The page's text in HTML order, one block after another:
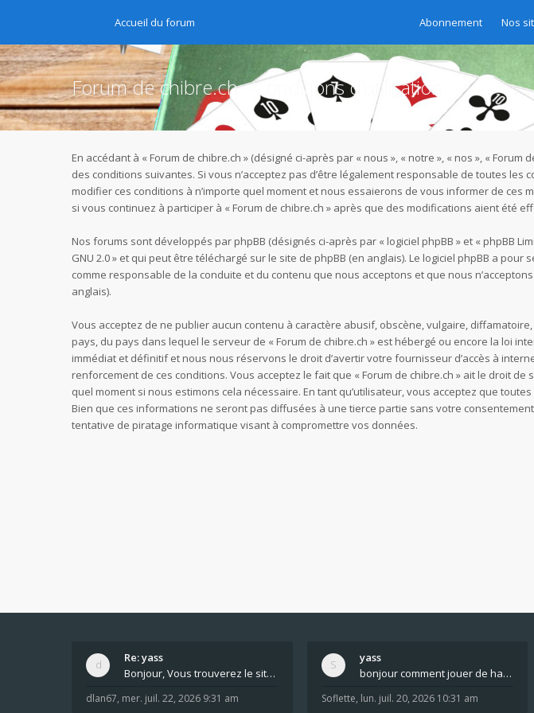
Abonnement Nos
Accueil du forum
Forum de chibre.ch - Conditions d’utilisation
En accédant à « Forum de chibre.ch » (désigné ci-après par « nous », « notre », « nos », «
des conditions suivantes. Si vous n’acceptez pas d’être légalement responsable de toutes
modifier ces conditions à n’importe quel moment et nous essaierons de vous informer de
si vous continuez à participer à « Forum de chibre.ch » après que des modifications aient été
Nos forums sont développés par phpBB (désignés ci-après par « logiciel phpBB » et « phpBB
GNU 2.0» et qui peut être téléchargé sur le site de phpBB (en anglais). Le logiciel phpBB a
comme responsable de la conduite et du contenu que nous acceptons et que nous
anglais).
Vous acceptez de ne publier aucun contenu à caractère abusif, obscène, vulgaire,
pays, du pays dans lequel le serveur de « Forum de chibre.ch » est hébergé ou encore la loi
immédiat et définitif et nous nous réservons le droit d’avertir votre fournisseur d’accès à
renforcement de ces conditions. Vous acceptez le fait que « Forum de chibre.ch » ait le droit
quel moment si nous estimons cela nécessaire. En tant qu’utilisateur, vous acceptez que
Bien que ces informations ne seront pas diffusées à une tierce partie sans votre
tentative de piratage informatique visant à compromettre vos données.
Re: yass
Bonjour, Vous trouverez le site ici dans le foru
dlan67, mer. juil. 22, 2026 9:31 am
yass
bonjour comment jouer de haut en bas tout atout mi
Soflette, lun. juil. 20, 2026 10:31 am